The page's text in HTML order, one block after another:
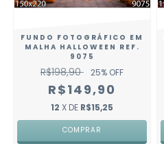
FUNDO FOTOGRÁFICO EM
MALHA HALLOWEEN REF.
9075
R$198,90 25% OFF
R$149,90
12 X DE R$15,25
COMPRAR